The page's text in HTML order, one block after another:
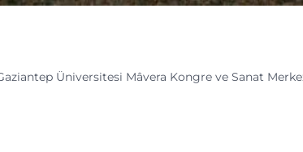
Üniversitesi Mâvera Kongre ve Sanat